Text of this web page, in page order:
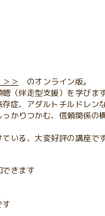
＞
のオンライン版。
（伴走型支援）を学びます
症、アダルトチルドレン
かりつかむ、信頼関係の
いる、大変好評の講座です
きます
す